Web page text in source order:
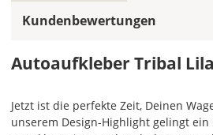
Im
2er-
Autoaufkleber Tribal
Jetzt ist die perfekte Zeit, Deinen
unserem Design-Highlight gelingt ein
Kundenbewertungen